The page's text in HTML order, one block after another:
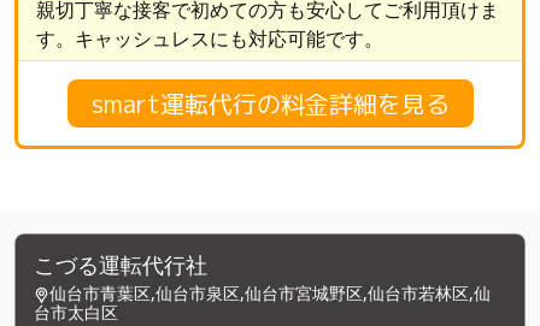
親切丁寧な接客で初めての方も安心してご利用頂けま
す。キャッシュレスにも対応可能です。
smart運転代行の料金詳細を見る
こづる運転代行社
仙台市青葉区,仙台市泉区,仙台市宮城野区,仙台市若林区,仙
台市太白区